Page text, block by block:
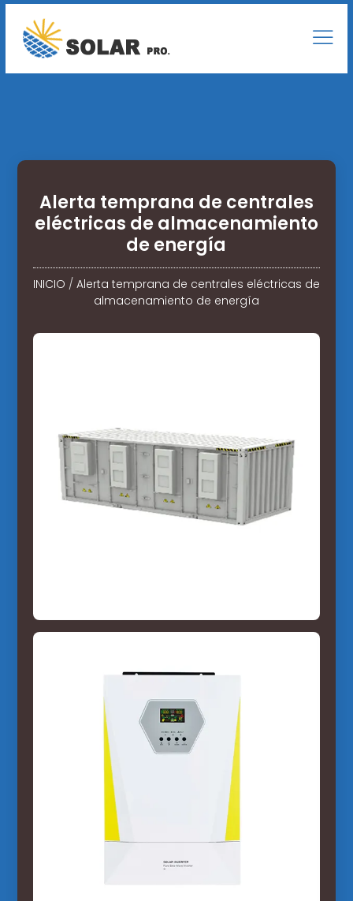
Alerta temprana de centrales
eléctricas de almacenamiento
de energía
INICIO / Alerta temprana de centrales eléctricas de
almacenamiento de energía